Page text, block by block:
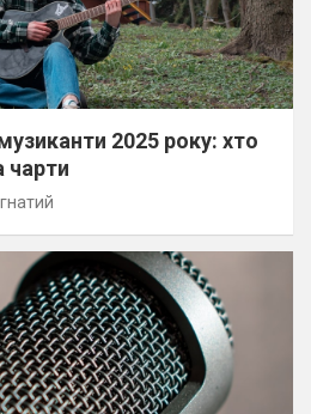
2025 року: хто
чарти